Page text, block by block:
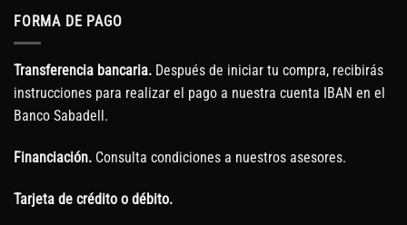
FORMA DE PAGO
Transferencia bancaria. Después de iniciar tu compra, recibirás
instrucciones para realizar el pago a nuestra cuenta IBAN en el
Banco Sabadell.
Financiación. Consulta condiciones a nuestros asesores.
Tarjeta de crédito o débito.